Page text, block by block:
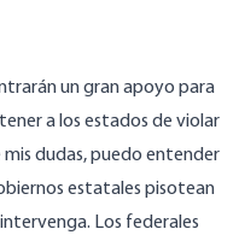
un gran apoyo para
a los estados de violar
mis dudas, puedo entender
estatales pisotean
Los federales